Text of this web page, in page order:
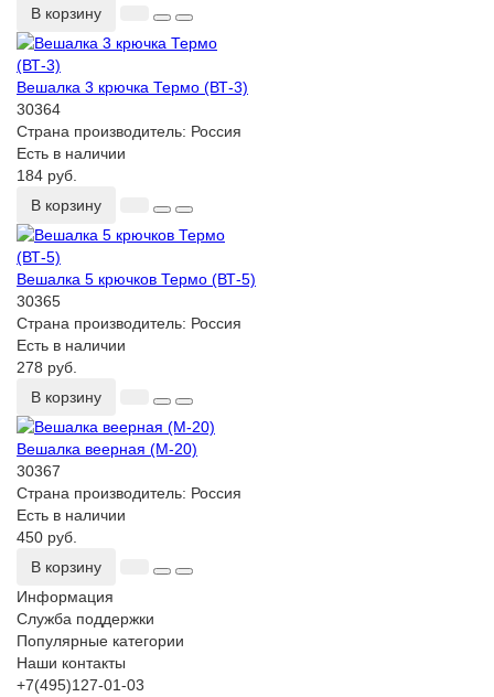
В корзину
Вешалка 3 крючка Термо (ВТ-3)
30364
Страна производитель: Россия
Есть в наличии
184 руб.
В корзину
Вешалка 5 крючков Термо (ВТ-5)
30365
Страна производитель: Россия
Есть в наличии
278 руб.
В корзину
Вешалка веерная (М-20)
30367
Страна производитель: Россия
Есть в наличии
450 руб.
В корзину
Информация
Служба поддержки
Популярные категории
Наши контакты
+7(495)127-01-03